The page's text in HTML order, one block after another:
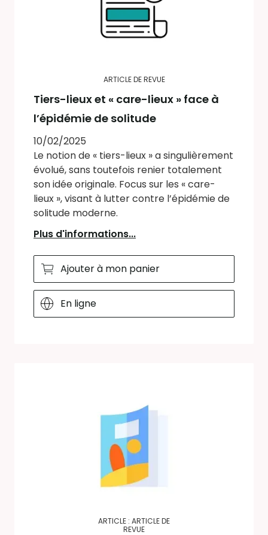
ARTICLE DE REVUE
Tiers-lieux et « care-lieux » face à
l’épidémie de solitude
10/02/2025
Le notion de « tiers-lieux » a singulièrement
évolué, sans toutefois renier totalement
son idée originale. Focus sur les « care-
lieux », visant à lutter contre l’épidémie de
solitude moderne.
Plus d'informations...
Ajouter à mon panier
En ligne
ARTICLE : ARTICLE DE
REVUE